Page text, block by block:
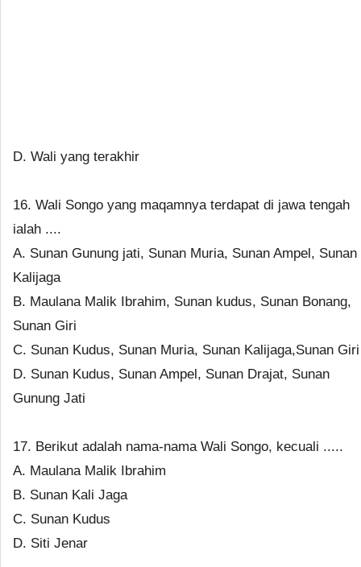
D. Wali yang terakhir
16. Wali Songo yang maqamnya terdapat di jawa tengah
ialah ....
A. Sunan Gunung jati, Sunan Muria, Sunan Ampel, Sunan
Kalijaga
B. Maulana Malik Ibrahim, Sunan kudus, Sunan Bonang,
Sunan Giri
C. Sunan Kudus, Sunan Muria, Sunan Kalijaga,Sunan Giri
D. Sunan Kudus, Sunan Ampel, Sunan Drajat, Sunan
Gunung Jati
17. Berikut adalah nama-nama Wali Songo, kecuali .....
A. Maulana Malik Ibrahim
B. Sunan Kali Jaga
C. Sunan Kudus
D. Siti Jenar